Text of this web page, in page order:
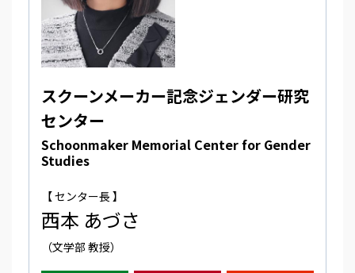
スクーンメーカー記念ジェンダー研究
センター
Schoonmaker Memorial Center for Gender
Studies
【 センター長 】
西本 あづさ
（文学部 教授）